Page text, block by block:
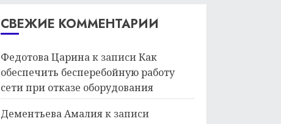
СВЕЖИЕ КОММЕНТАРИИ
Федотова Царинак записиКак
обеспечить бесперебойную работу
сети при отказе оборудования
Дементьева Амалияк записи